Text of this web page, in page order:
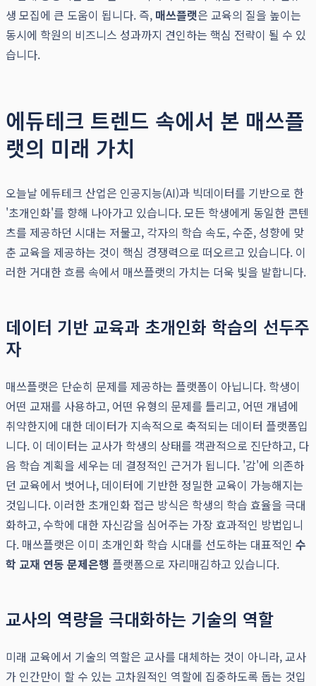
생 모집에 큰 도움이 됩니다. 즉, 매쓰플랫은 교육의 질을 높이는
동시에 학원의 비즈니스 성과까지 견인하는 핵심 전략이 될 수 있
습니다.
에듀테크 트렌드 속에서 본 매쓰플
랫의 미래 가치
오늘날 에듀테크 산업은 인공지능(AI)과 빅데이터를 기반으로 한
'초개인화'를 향해 나아가고 있습니다. 모든 학생에게 동일한 콘텐
츠를 제공하던 시대는 저물고, 각자의 학습 속도, 수준, 성향에 맞
춘 교육을 제공하는 것이 핵심 경쟁력으로 떠오르고 있습니다. 이
러한 거대한 흐름 속에서 매쓰플랫의 가치는 더욱 빛을 발합니다.
데이터 기반 교육과 초개인화 학습의 선두주
자
매쓰플랫은 단순히 문제를 제공하는 플랫폼이 아닙니다. 학생이
어떤 교재를 사용하고, 어떤 유형의 문제를 틀리고, 어떤 개념에
취약한지에 대한 데이터가 지속적으로 축적되는 데이터 플랫폼입
니다. 이 데이터는 교사가 학생의 상태를 객관적으로 진단하고, 다
음 학습 계획을 세우는 데 결정적인 근거가 됩니다. '감'에 의존하
던 교육에서 벗어나, 데이터에 기반한 정밀한 교육이 가능해지는
것입니다. 이러한 초개인화 접근 방식은 학생의 학습 효율을 극대
화하고, 수학에 대한 자신감을 심어주는 가장 효과적인 방법입니
다. 매쓰플랫은 이미 초개인화 학습 시대를 선도하는 대표적인 수
학 교재 연동 문제은행 플랫폼으로 자리매김하고 있습니다.
교사의 역량을 극대화하는 기술의 역할
미래 교육에서 기술의 역할은 교사를 대체하는 것이 아니라, 교사
가 인간만이 할 수 있는 고차원적인 역할에 집중하도록 돕는 것입